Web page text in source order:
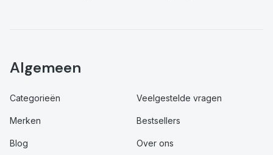
Algemeen
Categorieën Veelgestelde vragen
Merken Bestsellers
Blog Over ons